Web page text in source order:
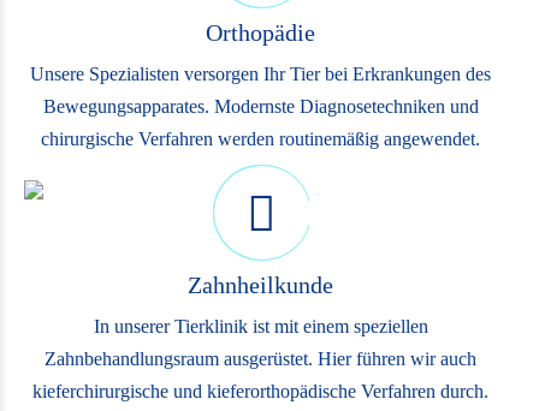
Orthopädie
Unsere Spezialisten versorgen Ihr Tier bei Erkrankungen des
Bewegungsapparates. Modernste Diagnosetechniken und
chirurgische Verfahren werden routinemäßig angewendet.
Zahnheilkunde
In unserer Tierklinik ist mit einem speziellen
Zahnbehandlungsraum ausgerüstet. Hier führen wir auch
kieferchirurgische und kieferorthopädische Verfahren durch.